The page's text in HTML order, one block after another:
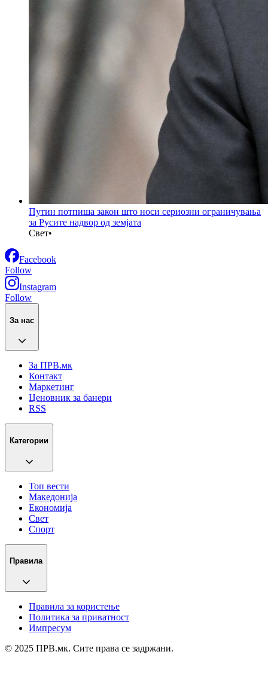
Путин потпиша закон што носи сериозни ограничувања
за Русите надвор од земјата
Свет•
Facebook
Follow
Instagram
Follow
За нас
За ПРВ.мк
Контакт
Маркетинг
Ценовник за банери
RSS
Категории
Топ вести
Македонија
Економија
Свет
Спорт
Правила
Правила за користење
Политика за приватност
Импресум
© 2025 ПРВ.мк. Сите права се задржани.